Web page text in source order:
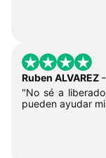
Ruben ALVAREZ -
"No sé a
pueden ayudar